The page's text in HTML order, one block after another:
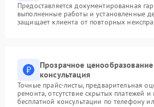
Предоставляется документированная
выполненные работы и установленные
защищает клиента от повторных
Прозрачное
консультация
Точные прайс-листы, предварительная
ремонта, отсутствие скрытых платежей и
бесплатной консультации по телефону